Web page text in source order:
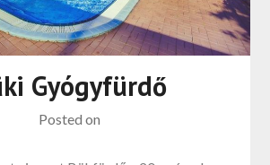
Gyógyfürdő
Posted on